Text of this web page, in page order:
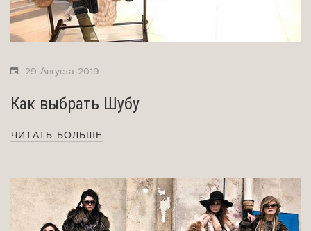
29 Августа 2019
Как выбрать Шубу
ЧИТАТЬ БОЛЬШЕ